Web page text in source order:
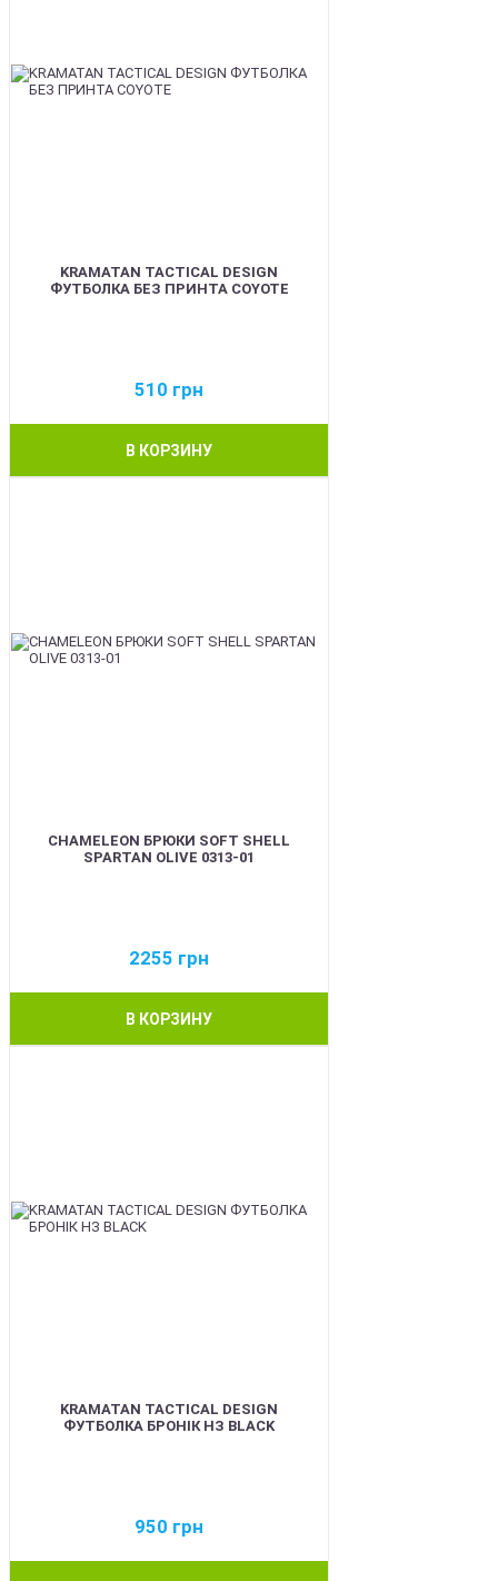
KRAMATAN TACTICAL DESIGN
ФУТБОЛКА БЕЗ ПРИНТА COYOTE
510 грн
В КОРЗИНУ
CHAMELEON БРЮКИ SOFT SHELL
SPARTAN OLIVE 0313-01
2255 грн
В КОРЗИНУ
KRAMATAN TACTICAL DESIGN
ФУТБОЛКА БРОНІК НЗ BLACK
950 грн